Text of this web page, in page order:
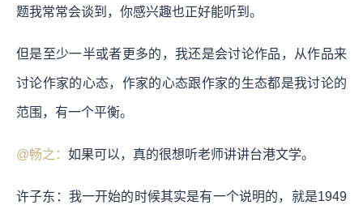
题我常常会谈到，你感兴趣也正好能听到。
但是至少一半或者更多的，我还是会讨论作品，从作品来
讨论作家的心态，作家的心态跟作家的生态都是我讨论的
范围，有一个平衡。
@畅之： 如果可以，真的很想听老师讲讲台港文学。
许子东：我一开始的时候其实是有一个说明的，就是1949